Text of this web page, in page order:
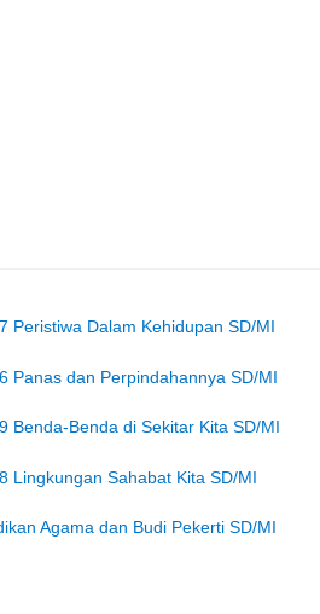
Peristiwa Dalam Kehidupan SD/MI
Panas dan Perpindahannya SD/MI
Benda-Benda di Sekitar Kita SD/MI
Lingkungan Sahabat Kita SD/MI
Agama dan Budi Pekerti SD/MI